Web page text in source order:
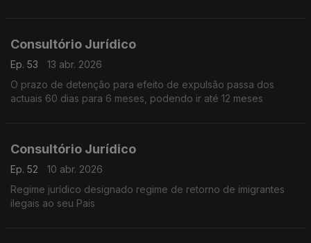
Consultório Jurídico
Ep. 53
13 abr. 2026
O prazo de detenção para efeito de expulsão passa dos
actuais 60 dias para 6 meses, podendo ir até 12 meses
Consultório Jurídico
Ep. 52
10 abr. 2026
Regime jurídico designado regime de retorno de imigrantes
ilegais ao seu Pais